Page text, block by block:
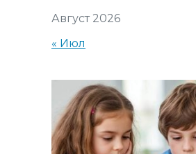
Август 2026
« Июл